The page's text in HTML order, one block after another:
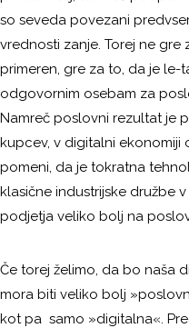
so seveda povezani
vrednosti zanje. Torej ne
primeren, gre za to, da je
odgovornim osebam za
Namreč poslovni rezultat je
kupcev, v digitalni ekonomiji
pomeni, da je tokratna
klasične industrijske družbe
podjetja veliko bolj na
Če torej želimo, da bo naša
mora biti veliko bolj
kot pa samo »digitalna«.